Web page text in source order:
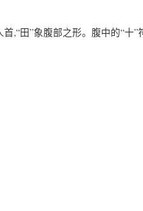
,“田”象腹部之形。腹中的“十”